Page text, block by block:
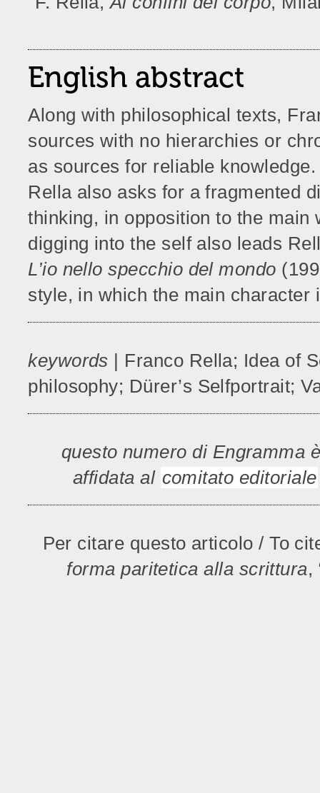
English abstract
Along with philosophical texts,
sources with no hierarchies or
as sources for reliable
Rella also asks for a fragmented
thinking, in opposition to the
digging into the self also leads
L’io nello specchio del mondo
style, in which the main
keywords | Franco Rella; Idea of
philosophy; Dürer’s Selfportrait;
questo numero di Engramma
affidata al comitato editoriale
Per citare questo articolo / To
forma paritetica alla scrittura,